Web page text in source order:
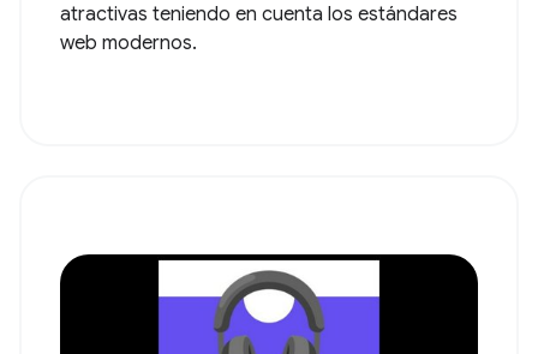
atractivas teniendo en cuenta los estándares
web modernos.